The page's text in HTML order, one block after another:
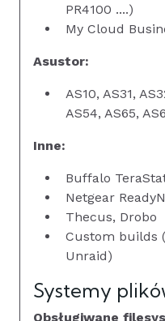
PR4100 ....)
My Cloud
Asustor:
AS10, AS31,
AS54, AS65,
Inne:
Buffalo
Netgear
Thecus, Drobo
Custom builds
Unraid)
Systemy
Obsługiwane